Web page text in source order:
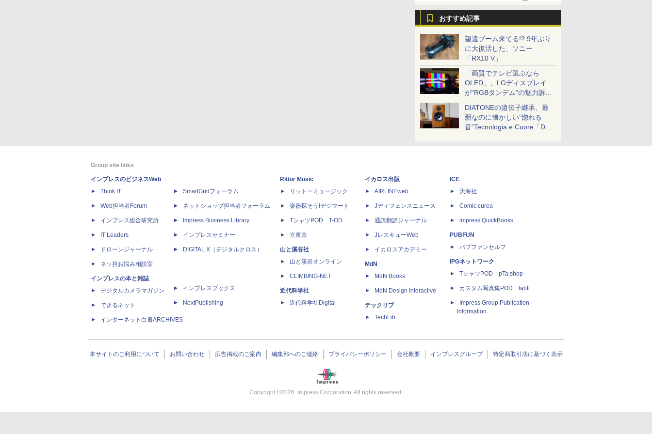
おすすめ記事
望遠ブーム来てる!? 9年ぶり
に大復活した、ソニー
「RX10 V」
「画質でテレビ選ぶなら
OLED」、LGディスプレイ
が“RGBタンデム”の魅力訴
求。液晶とのガチ比較も
DIATONEの遺伝子継承、最
新なのに懐かしい“惚れる
音”Tecnologia e Cuore「DS-
Group site links
インプレスのビジネスWeb
Think IT
Web担当者Forum
インプレス総合研究所
IT Leaders
ドローンジャーナル
ネッ担お悩み相談室
インプレスの本と雑誌
デジタルカメラマガジン
できるネット
インターネット白書ARCHIVES
SmartGridフォーラム
ネットショップ担当者フォーラム
Impress Business Library
インプレスセミナー
DIGITAL X（デジタルクロス）
インプレスブックス
NextPublishing
Rittor Music
リットーミュージック
楽器探そう!デジマート
TシャツPOD T-OD
立東舎
山と溪谷社
山と溪谷オンライン
CLIMBING-NET
近代科学社
近代科学社Digital
イカロス出版
AIRLINEweb
Jディフェンスニュース
通訳翻訳ジャーナル
JレスキューWeb
イカロスアカデミー
MdN
MdN Books
MdN Design Interactive
テックリブ
TechLib
ICE
天海社
Comic curea
impress QuickBooks
PUBFUN
パブファンセルフ
IPGネットワーク
TシャツPOD pTa.shop
カスタム写真集POD fabli
Impress Group Publication
Information
本サイトのご利用について お問い合わせ 広告掲載のご案内 編集部へのご連絡 プライバシーポリシー 会社概要 インプレスグループ 特定商取引法に基づく表示
Copyright ©2026 Impress Corporation. All rights reserved.